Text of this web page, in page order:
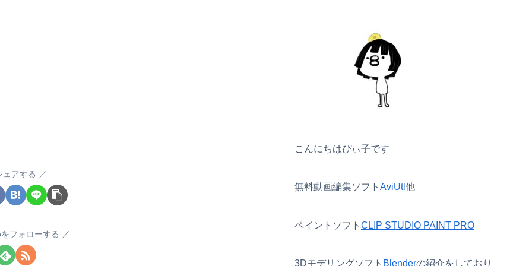
ェアする
フォローする
こんにちはぴぃ子です
無料動画編集ソフト AviUtl他
ペイントソフト CLIP STUDIO PAINT PRO
3Dモデリングソフト Blenderの紹介をしており